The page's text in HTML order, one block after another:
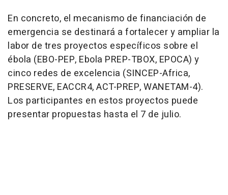
En concreto, el mecanismo de financiación de
emergencia se destinará a fortalecer y ampliar la
labor de tres proyectos específicos sobre el
ébola (EBO-PEP, Ebola PREP-TBOX, EPOCA) y
cinco redes de excelencia (SINCEP-Africa,
PRESERVE, EACCR4, ACT-PREP, WANETAM-4).
Los participantes en estos proyectos puede
presentar propuestas hasta el 7 de julio.